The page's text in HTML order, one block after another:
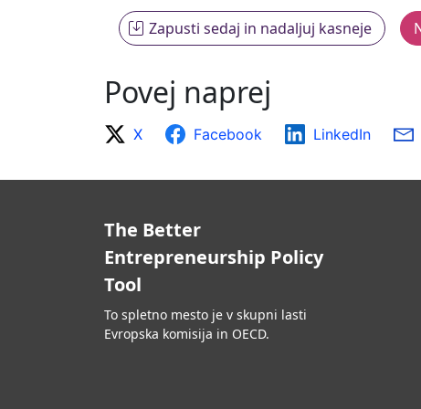
Povej naprej
X Facebook LinkedIn
The Better
Entrepreneurship Policy
Tool
To spletno mesto je v skupni lasti
Evropska komisija in OECD.